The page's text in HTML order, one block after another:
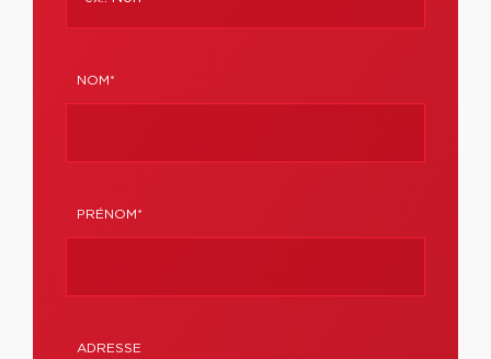
NOM*
PRÉNOM*
ADRESSE